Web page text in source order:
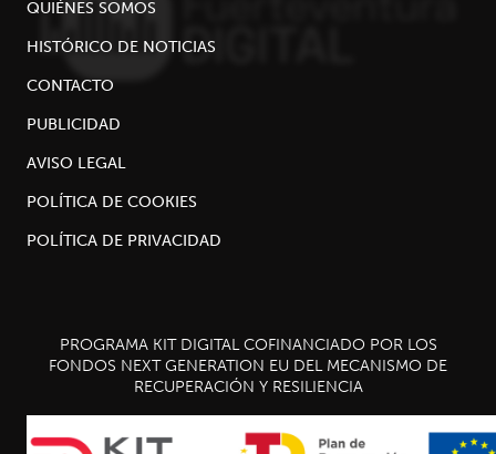
QUIÉNES SOMOS
HISTÓRICO DE NOTICIAS
CONTACTO
PUBLICIDAD
AVISO LEGAL
POLÍTICA DE COOKIES
POLÍTICA DE PRIVACIDAD
PROGRAMA KIT DIGITAL COFINANCIADO POR LOS
FONDOS NEXT GENERATION EU DEL MECANISMO DE
RECUPERACIÓN Y RESILIENCIA